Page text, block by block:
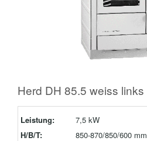
Herd DH 85.5 weiss links
Leistung:
7,5 kW
H/B/T:
850-870/850/600 mm